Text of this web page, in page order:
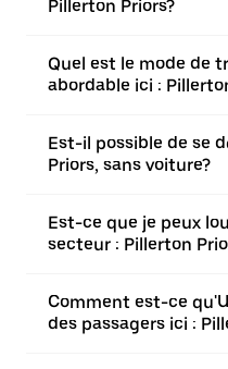
Pillerton Priors?
Quel est le mode de
abordable ici :
Est-il possible de se
Priors, sans voiture?
Est-ce que je peux
secteur : Pillerton
Comment est-ce
des passagers ici :